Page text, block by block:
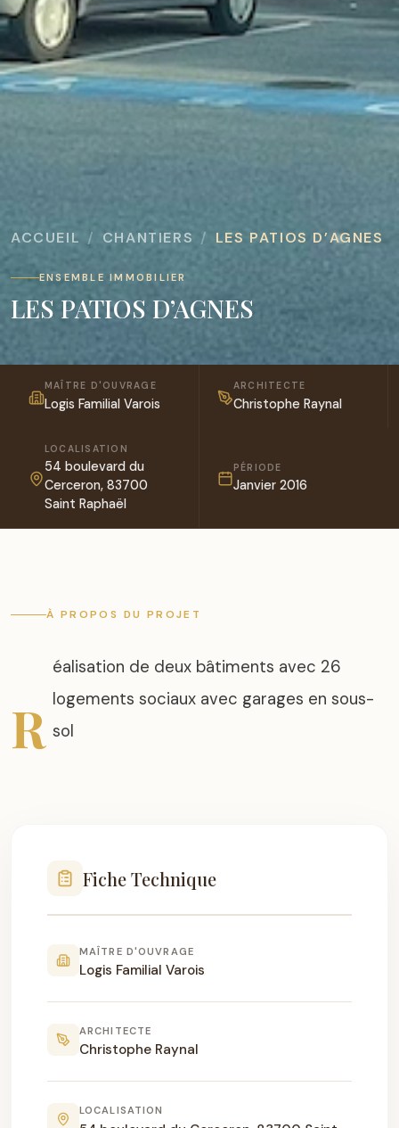
ACCUEIL CHANTIERS LES PATIOS D’AGNES
ENSEMBLE IMMOBILIER
LES PATIOS D’AGNES
MAÎTRE D'OUVRAGE
Logis Familial Varois
ARCHITECTE
Christophe Raynal
LOCALISATION
54 boulevard du
Cerceron, 83700
Saint Raphaël
PÉRIODE
Janvier 2016
À PROPOS DU PROJET
R
éalisation de deux bâtiments avec 26
logements sociaux avec garages en sous-
Fiche Technique
MAÎTRE D'OUVRAGE
Logis Familial Varois
ARCHITECTE
Christophe Raynal
LOCALISATION